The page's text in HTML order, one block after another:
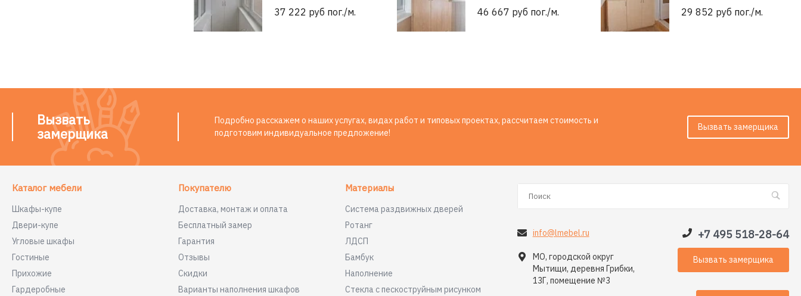
37 222 руб пог./м. 46 667 руб пог./м. 29 852 руб пог./м.
Вызвать
замерщика
Подробно расскажем о наших услугах, видах работ и типовых проектах, рассчитаем стоимость и
подготовим индивидуальное предложение!
Вызвать замерщика
Каталог мебели
Шкафы-купе
Двери-купе
Угловые шкафы
Гостиные
Прихожие
Гардеробные
Покупателю
Доставка, монтаж и оплата
Бесплатный замер
Гарантия
Отзывы
Скидки
Варианты наполнения шкафов
Материалы
Система раздвижных дверей
Ротанг
ЛДСП
Бамбук
Наполнение
Стекла с пескоструйным рисунком
info@lmebel.ru
МО, городской округ
Мытищи, деревня Грибки,
13Г, помещение №3
+7 495 518-28-64
Вызвать замерщика